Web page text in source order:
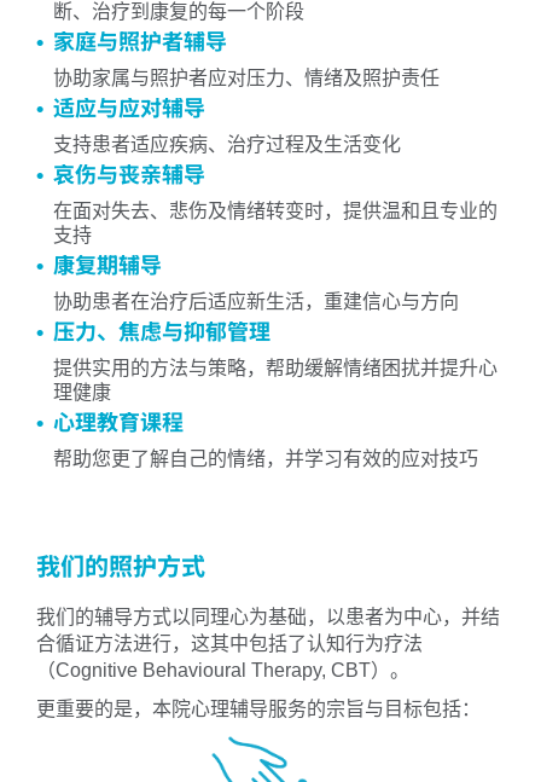
断、治疗到康复的每一个阶段
家庭与照护者辅导
协助家属与照护者应对压力、情绪及照护责任
适应与应对辅导
支持患者适应疾病、治疗过程及生活变化
哀伤与丧亲辅导
在面对失去、悲伤及情绪转变时，提供温和且专业的
支持
康复期辅导
协助患者在治疗后适应新生活，重建信心与方向
压力、焦虑与抑郁管理
提供实用的方法与策略，帮助缓解情绪困扰并提升心
理健康
心理教育课程
帮助您更了解自己的情绪，并学习有效的应对技巧
我们的照护方式
我们的辅导方式以同理心为基础，以患者为中心，并结
合循证方法进行，这其中包括了认知行为疗法
（Cognitive Behavioural Therapy, CBT）。
更重要的是，本院心理辅导服务的宗旨与目标包括：